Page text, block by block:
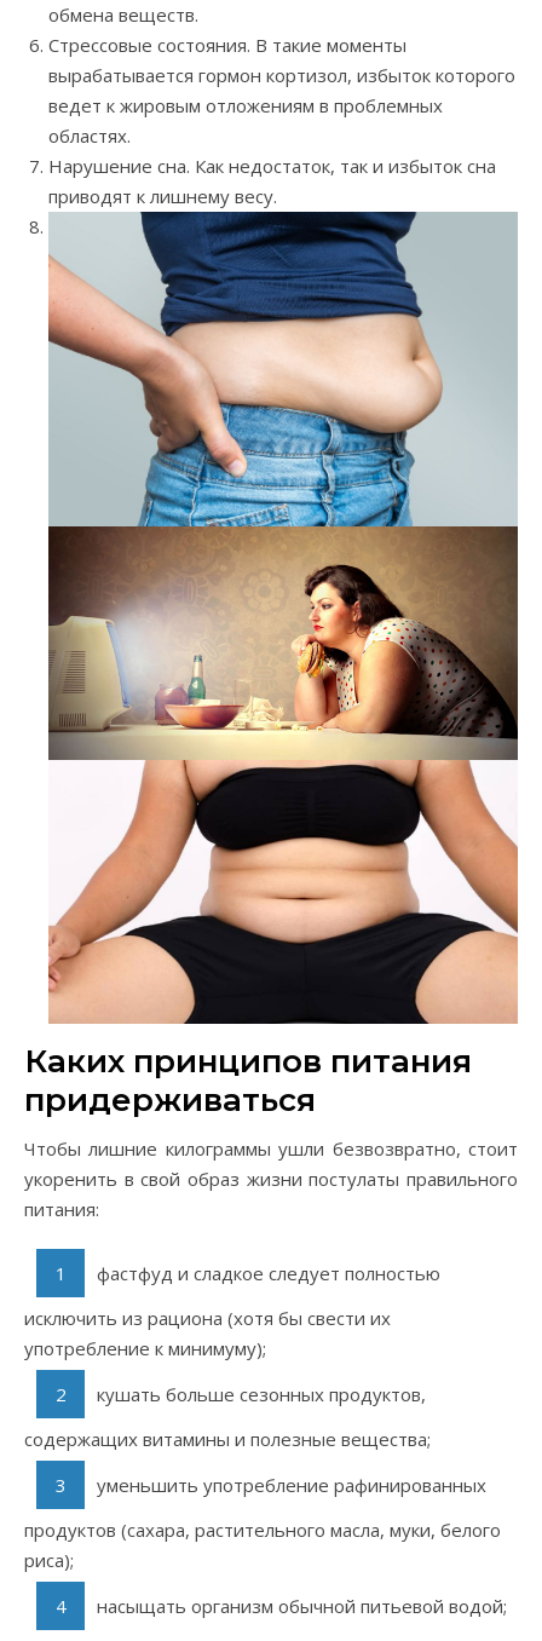
обмена веществ.
Стрессовые состояния. В такие моменты
вырабатывается гормон кортизол, избыток которого
ведет к жировым отложениям в проблемных
областях.
Нарушение сна. Как недостаток, так и избыток сна
приводят к лишнему весу.
Каких принципов питания
придерживаться
Чтобы лишние килограммы ушли безвозвратно, стоит
укоренить в свой образ жизни постулаты правильного
питания:
фастфуд и сладкое следует полностью
исключить из рациона (хотя бы свести их
употребление к минимуму);
кушать больше сезонных продуктов,
содержащих витамины и полезные вещества;
уменьшить употребление рафинированных
продуктов (сахара, растительного масла, муки, белого
риса);
насыщать организм обычной питьевой водой;